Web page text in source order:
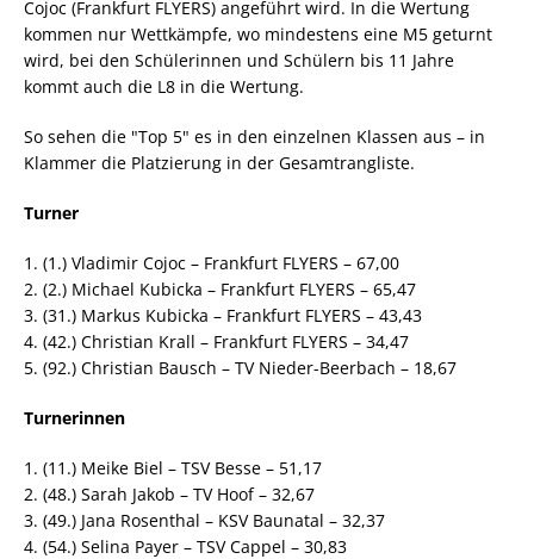
Cojoc (Frankfurt FLYERS) angeführt wird. In die Wertung
kommen nur Wettkämpfe, wo mindestens eine M5 geturnt
wird, bei den Schülerinnen und Schülern bis 11 Jahre
kommt auch die L8 in die Wertung.
So sehen die "Top 5" es in den einzelnen Klassen aus – in
Klammer die Platzierung in der Gesamtrangliste.
Turner
1. (1.) Vladimir Cojoc – Frankfurt FLYERS – 67,00
2. (2.) Michael Kubicka – Frankfurt FLYERS – 65,47
3. (31.) Markus Kubicka – Frankfurt FLYERS – 43,43
4. (42.) Christian Krall – Frankfurt FLYERS – 34,47
5. (92.) Christian Bausch – TV Nieder-Beerbach – 18,67
Turnerinnen
1. (11.) Meike Biel – TSV Besse – 51,17
2. (48.) Sarah Jakob – TV Hoof – 32,67
3. (49.) Jana Rosenthal – KSV Baunatal – 32,37
4. (54.) Selina Payer – TSV Cappel – 30,83